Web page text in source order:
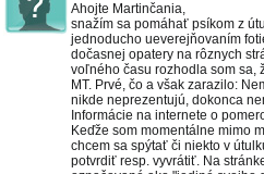
Ahojte Martinčania,
snažím sa pomáhať psíkom z
jednoducho ueverejňovaním
dočasnej opatery na rôznych
voľného času rozhodla som sa,
MT. Prvé, čo a však zarazilo:
nikde neprezentujú, dokonca
Informácie na internete o
Keďže som momentálne mimo
chcem sa spýtať či niekto v
potvrdiť resp. vyvrátiť. Na